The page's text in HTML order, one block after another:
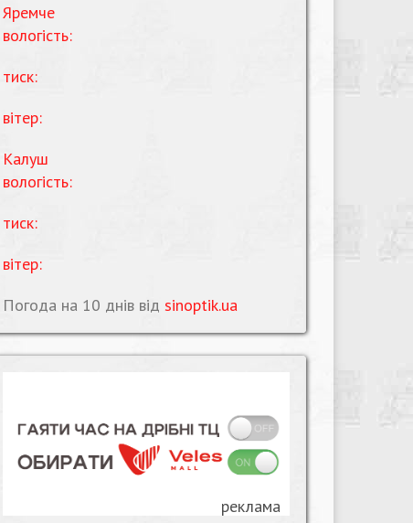
Яремче
вологість:
тиск:
вітер:
Калуш
вологість:
тиск:
вітер:
Погода на 10 днів від sinoptik.ua